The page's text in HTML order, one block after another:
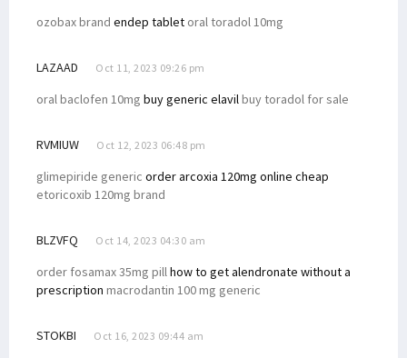
ozobax brand endep tablet oral toradol 10mg
LAZAAD Oct 11, 2023 09:26 pm
oral baclofen 10mg buy generic elavilbuy toradol for sale
RVMIUW Oct 12, 2023 06:48 pm
glimepiride generic order arcoxia 120mg online cheap
etoricoxib 120mg brand
BLZVFQ Oct 14, 2023 04:30 am
order fosamax 35mg pillhow to get alendronate without a
prescription macrodantin 100 mg generic
STOKBI Oct 16, 2023 09:44 am